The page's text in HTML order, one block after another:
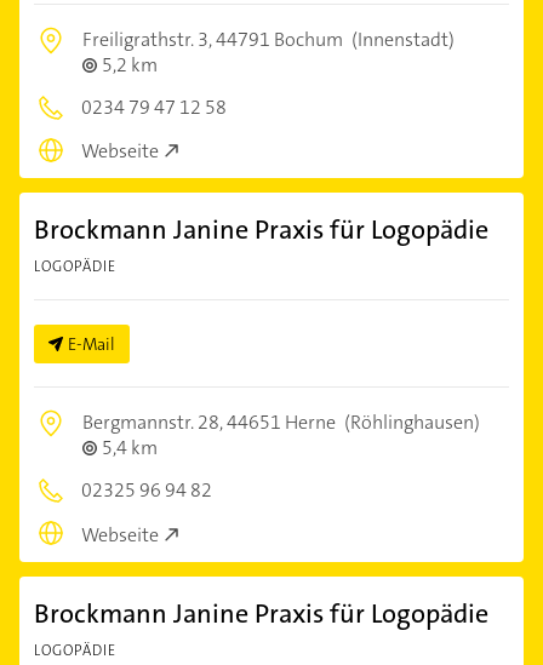
Freiligrathstr. 3,44791 Bochum (Innenstadt)
5,2 km
0234 79 47 12 58
Webseite
Brockmann Janine Praxis für Logopädie
LOGOPÄDIE
E-Mail
Bergmannstr. 28,44651 Herne (Röhlinghausen)
5,4 km
02325 96 94 82
Webseite
Brockmann Janine Praxis für Logopädie
LOGOPÄDIE